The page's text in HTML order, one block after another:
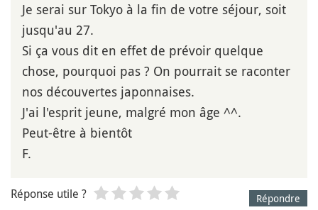
Je serai sur Tokyo à la fin de votre séjour, soit
jusqu'au 27.
Si ça vous dit en effet de prévoir quelque
chose, pourquoi pas ? On pourrait se raconter
nos découvertes japonnaises.
J'ai l'esprit jeune, malgré mon âge ^^.
Peut-être à bientôt
F.
Répondre
Réponse utile ?